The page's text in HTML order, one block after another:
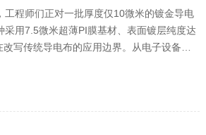
工程师们正对一批厚度仅10微米的镀金导电
采用7.5微米超薄PI膜基材、表面镀层纯度达
写传统导电布的应用边界。从电子设备内
增速，在高端制造领域掀起一场材料革命。